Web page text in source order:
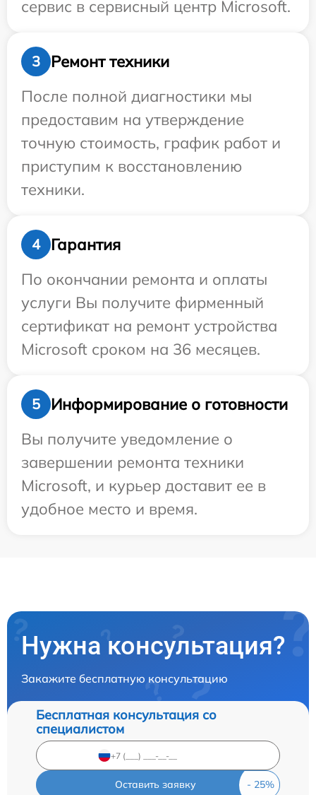
сервис в сервисный центр Microsoft.
3
Ремонт техники
После полной диагностики мы
предоставим на утверждение
точную стоимость, график работ и
приступим к восстановлению
техники.
4
Гарантия
По окончании ремонта и оплаты
услуги Вы получите фирменный
сертификат на ремонт устройства
Microsoft сроком на 36 месяцев.
5
Информирование о готовности
Вы получите уведомление о
завершении ремонта техники
Microsoft, и курьер доставит ее в
удобное место и время.
Нужна консультация?
Закажите бесплатную консультацию
Бесплатная консультация со
специалистом
Оставить заявку